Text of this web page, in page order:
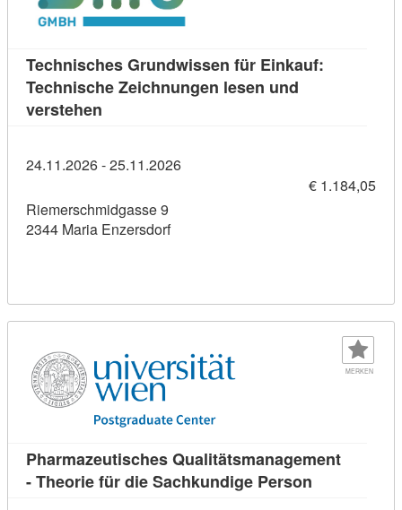
Technisches Grundwissen für Einkauf:
Technische Zeichnungen lesen und
verstehen
24.11.2026 - 25.11.2026
€ 1.184,05
Riemerschmidgasse 9
2344 Maria Enzersdorf
MERKEN
Pharmazeutisches Qualitätsmanagement
- Theorie für die Sachkundige Person